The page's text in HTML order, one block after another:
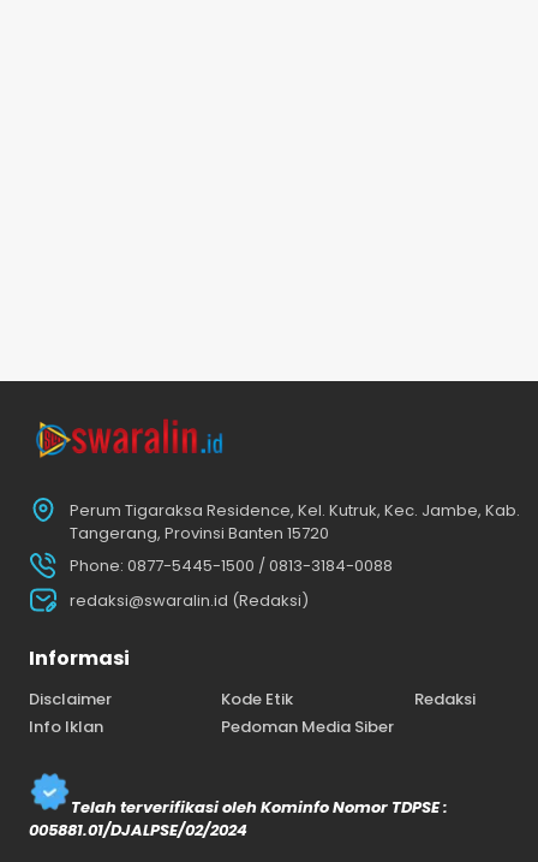
Perum Tigaraksa Residence, Kel. Kutruk, Kec. Jambe, Kab.
Tangerang, Provinsi Banten 15720
Phone: 0877-5445-1500 / 0813-3184-0088
redaksi@swaralin.id (Redaksi)
Informasi
Disclaimer Kode Etik
Redaksi
Info Iklan
Pedoman Media Siber
Telah terverifikasi oleh Kominfo Nomor TDPSE :
005881.01/DJALPSE/02/2024